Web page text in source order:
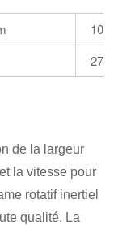
de la largeur
la vitesse pour
rotatif inertiel
qualité. La